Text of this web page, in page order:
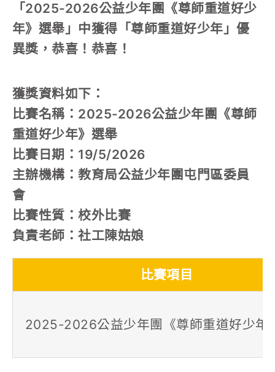
「2025-2026公益少年團《尊師重道好少
年》選舉」中獲得「尊師重道好少年」優
異獎，恭喜！恭喜！
獲獎資料如下：
比賽名稱：2025-2026公益少年團《尊師
重道好少年》選舉
比賽日期：19/5/2026
主辦機構：教育局公益少年團屯門區委員
會
比賽性質：校外比賽
負責老師：社工陳姑娘
比賽項目
2025-2026公益少年團《尊師重道好少年